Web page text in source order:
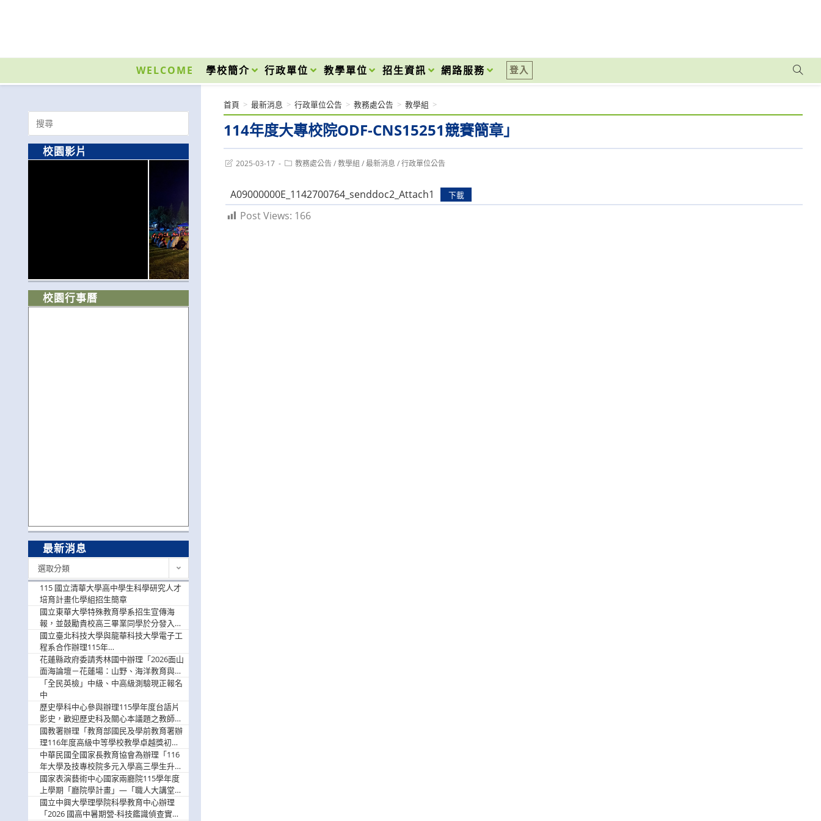
內
WELCOME 學校簡介 行政單位 教學單位 招生資訊 網路服務 登入
114年度大專校院ODF-CNS15251競賽簡章」
首頁 > 最新消息 > 行政單位公告 > 教務處公告 > 教學組 >
Post2025-03-17
Post教務處公告 / 教學組 / 最新消息 / 行政單位公告
A09000000E_1142700764_senddoc2_Attach1 下載
Post Views: 166
Search
for:
校園影片
校園行事曆
最新消息
選取分類
115 國立清華大學高中學生科學研究人才
培育計畫化學組招生簡章
國立東華大學特殊教育學系招生宣傳海
報，並鼓勵貴校高三畢業同學於分發入學
階段踴躍選填。
國立臺北科技大學與龍華科技大學電子工
程系合作辦理115年
「115.08.10~08.12「AI賦能應用於智慧半
導體研習營」，歡迎學生踴躍報名參加
花蓮縣政府委請秀林國中辦理「2026面山
面海論壇－花蓮場：山野、海洋教育與戶
外安全實務課程」，歡迎踴躍報名參加
「全民英檢」中級、中高級測驗現正報名
中
歷史學科中心參與辦理115學年度台語片
影史，歡迎歷史科及關心本議題之教師踴
躍報名參加
國教署辦理「教育部國民及學前教育署辦
理116年度高級中等學校教學卓越獎初選
實施計畫」，鼓勵教師踴躍報名
中華民國全國家長教育協會為辦理「116
年大學及技專校院多元入學高三學生升學
輔導家長說明會」
國家表演藝術中心國家兩廳院115學年度
上學期「廳院學計畫」—「職人大講堂」
及「一日體驗課程」，鼓勵踴躍報名參
與。
國立中興大學理學院科學教育中心辦理
「2026 國高中暑期營-科技鑑識偵查實戰